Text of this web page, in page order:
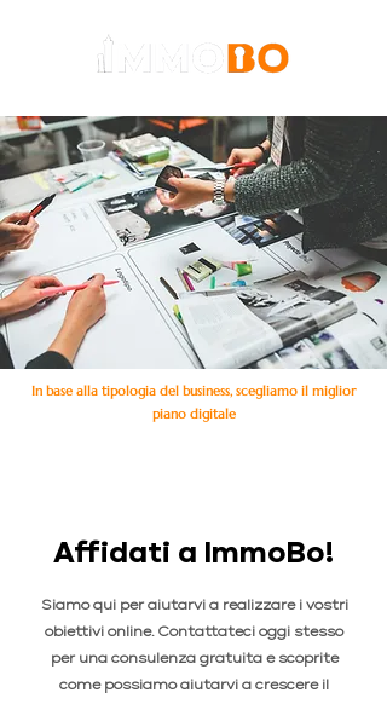
In base alla tipologia del business, scegliamo il miglior
piano digitale
Affidati a ImmoBo!
Siamo qui per aiutarvi a realizzare i vostri
obiettivi online. Contattateci oggi stesso
per una consulenza gratuita e scoprite
come possiamo aiutarvi a crescere il